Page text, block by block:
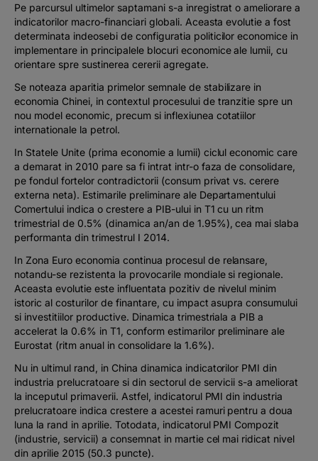
Pentru antreprenori
Banking, pe relaxare
Pe parcursul ultimelor saptamani s-a inregistrat o ameliorare a
indicatorilor macro-financiari globali. Aceasta evolutie a fost
determinata indeosebi de configuratia politicilor economice in
implementare in principalele blocuri economice ale lumii, cu
orientare spre sustinerea cererii agregate.
Se noteaza aparitia primelor semnale de stabilizare in
economia Chinei, in contextul procesului de tranzitie spre un
nou model economic, precum si inflexiunea cotatiilor
internationale la petrol.
In Statele Unite (prima economie a lumii) ciclul economic care
a demarat in 2010 pare sa fi intrat intr-o faza de consolidare,
pe fondul fortelor contradictorii (consum privat vs. cerere
externa neta). Estimarile preliminare ale Departamentului
Comertului indica o crestere a PIB-ului in T1 cu un ritm
trimestrial de 0.5% (dinamica an/an de 1.95%), cea mai slaba
performanta din trimestrul I 2014.
In Zona Euro economia continua procesul de relansare,
notandu-se rezistenta la provocarile mondiale si regionale.
Aceasta evolutie este influentata pozitiv de nivelul minim
istoric al costurilor de finantare, cu impact asupra consumului
si investitiilor productive. Dinamica trimestriala a PIB a
accelerat la 0.6% in T1, conform estimarilor preliminare ale
Eurostat (ritm anual in consolidare la 1.6%).
Nu in ultimul rand, in China dinamica indicatorilor PMI din
industria prelucratoare si din sectorul de servicii s-a ameliorat
la inceputul primaverii. Astfel, indicatorul PMI din industria
prelucratoare indica crestere a acestei ramuri pentru a doua
luna la rand in aprilie. Totodata, indicatorul PMI Compozit
(industrie, servicii) a consemnat in martie cel mai ridicat nivel
din aprilie 2015 (50.3 puncte).